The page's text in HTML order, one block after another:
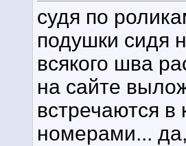
судя по
подушки сидя
всякого шва
на сайте
встречаются
номерами...